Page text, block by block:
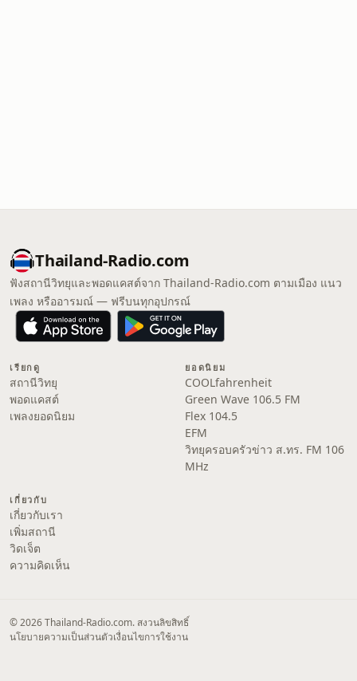
Thailand-Radio.com
ฟังสถานีวิทยุและพอดแคสต์จาก Thailand-Radio.com ตามเมือง แนว
เพลง หรืออารมณ์ — ฟรีบนทุกอุปกรณ์
เรียกดู
สถานีวิทยุ
พอดแคสต์
เพลงยอดนิยม
ยอดนิยม
COOLfahrenheit
Green Wave 106.5 FM
Flex 104.5
EFM
วิทยุครอบครัวข่าว ส.ทร. FM 106
MHz
เกี่ยวกับ
เกี่ยวกับเรา
เพิ่มสถานี
วิดเจ็ต
ความคิดเห็น
© 2026 Thailand-Radio.com. สงวนลิขสิทธิ์
นโยบายความเป็นส่วนตัวเงื่อนไขการใช้งาน